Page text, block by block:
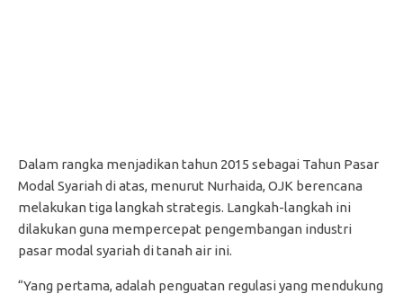
Dalam rangka menjadikan tahun 2015 sebagai Tahun Pasar
Modal Syariah di atas, menurut Nurhaida, OJK berencana
melakukan tiga langkah strategis. Langkah-langkah ini
dilakukan guna mempercepat pengembangan industri
pasar modal syariah di tanah air ini.
“Yang pertama, adalah penguatan regulasi yang mendukung